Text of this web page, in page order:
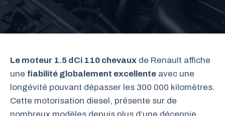
Le moteur 1.5 dCi 110 chevaux de Renault affiche
une fiabilité globalement excellente avec une
longévité pouvant dépasser les 300 000 kilomètres.
Cette motorisation diesel, présente sur de